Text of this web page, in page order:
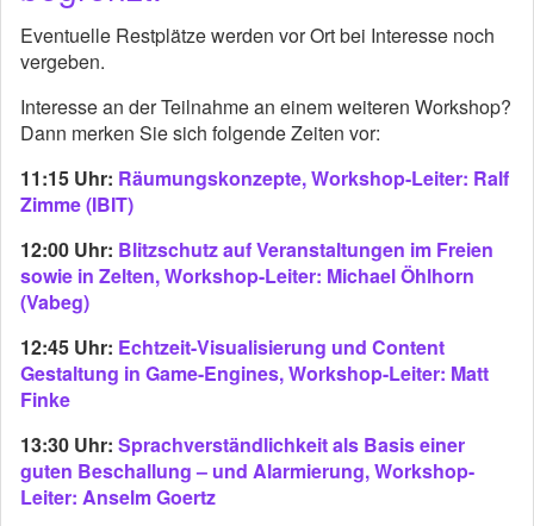
Eventuelle Restplätze werden vor Ort bei Interesse noch
vergeben.
Interesse an der Teilnahme an einem weiteren Workshop?
Dann merken Sie sich folgende Zeiten vor:
11:15 Uhr: Räumungskonzepte, Workshop-Leiter: Ralf
Zimme (IBIT)
12:00 Uhr: Blitzschutz auf Veranstaltungen im Freien
sowie in Zelten, Workshop-Leiter: Michael Öhlhorn
(Vabeg)
12:45 Uhr: Echtzeit-Visualisierung und Content
Gestaltung in Game-Engines, Workshop-Leiter: Matt
Finke
13:30 Uhr: Sprachverständlichkeit als Basis einer
guten Beschallung – und Alarmierung, Workshop-
Leiter: Anselm Goertz